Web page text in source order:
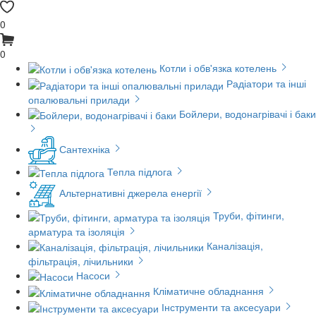
0
0
Котли і обв'язка котелень
Радіатори та інші
опалювальні прилади
Бойлери, водонагрівачі і баки
Сантехніка
Тепла підлога
Альтернативні джерела енергії
Труби, фітинги,
арматура та ізоляція
Каналізація,
фільтрація, лічильники
Насоси
Кліматичне обладнання
Інструменти та аксесуари